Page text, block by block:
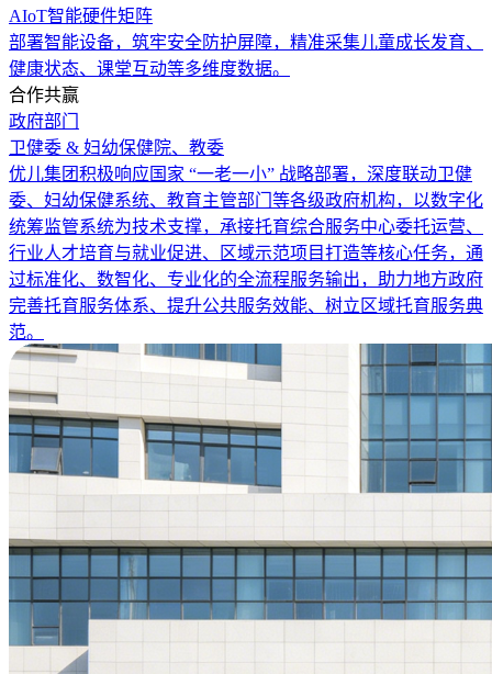
AIoT智能硬件矩阵
部署智能设备，筑牢安全防护屏障，精准采集儿童成长发育、
健康状态、课堂互动等多维度数据。
合作共赢
政府部门
卫健委 & 妇幼保健院、教委
优儿集团积极响应国家 “一老一小” 战略部署，深度联动卫健
委、妇幼保健系统、教育主管部门等各级政府机构，以数字化
统筹监管系统为技术支撑，承接托育综合服务中心委托运营、
行业人才培育与就业促进、区域示范项目打造等核心任务，通
过标准化、数智化、专业化的全流程服务输出，助力地方政府
完善托育服务体系、提升公共服务效能、树立区域托育服务典
范。